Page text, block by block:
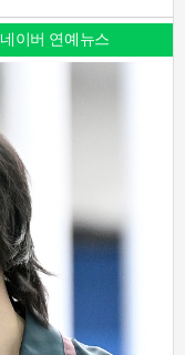
네이버 연예뉴스